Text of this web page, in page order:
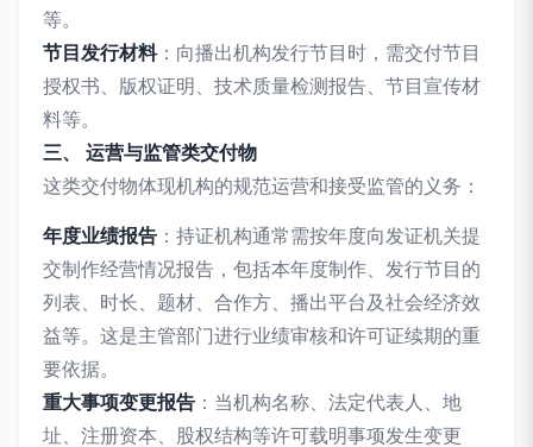
等。
节目发行材料：向播出机构发行节目时，需交付节目
授权书、版权证明、技术质量检测报告、节目宣传材
料等。
三、 运营与监管类交付物
这类交付物体现机构的规范运营和接受监管的义务：
年度业绩报告 ：持证机构通常需按年度向发证机关提
交制作经营情况报告，包括本年度制作、发行节目的
列表、时长、题材、合作方、播出平台及社会经济效
益等。这是主管部门进行业绩审核和许可证续期的重
要依据。
重大事项变更报告 ：当机构名称、法定代表人、地
址、注册资本、股权结构等许可载明事项发生变更